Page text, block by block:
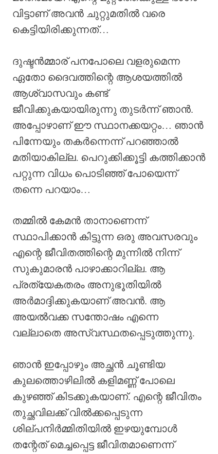
വിട്ടാണ് അവൻ ചുറ്റുമതിൽ വരെ
കെട്ടിയിരിക്കുന്നത്…
ദുഷ്ടൻമ്മാര് പനപോലെ വളരുമെന്ന
ഏതോ ദൈവത്തിന്റെ ആശയത്തിൽ
ആശ്വാസവും കണ്ട്
ജീവിക്കുകയായിരുന്നു തുടർന്ന് ഞാൻ.
അപ്പോഴാണ് ഈ സ്ഥാനക്കയറ്റം… ഞാൻ
പിന്നേയും തകർന്നെന്ന് പറഞ്ഞാൽ
മതിയാകില്ല. പെറുക്കിക്കൂട്ടി കത്തിക്കാൻ
പറ്റുന്ന വിധം പൊടിഞ്ഞ് പോയെന്ന്
തന്നെ പറയാം…
തമ്മിൽ കേമൻ താനാണെന്ന്
സ്ഥാപിക്കാൻ കിട്ടുന്ന ഒരു അവസരവും
എന്റെ ജീവിതത്തിന്റെ മുന്നിൽ നിന്ന്
സുകുമാരൻ പാഴാക്കാറില്ല. ആ
പ്രത്യേകതരം അനുഭൂതിയിൽ
അർമാദ്ദിക്കുകയാണ് അവൻ. ആ
അയൽവക്ക സന്തോഷം എന്നെ
വല്ലാതെ അസ്വസ്ഥതപ്പെടുത്തുന്നു.
ഞാൻ ഇപ്പോഴും അച്ഛൻ ചൂണ്ടിയ
കുലത്തൊഴിലിൽ കളിമണ്ണ് പോലെ
കുഴഞ്ഞ് കിടക്കുകയാണ്. എന്റെ ജീവിതം
തുച്ഛവിലക്ക് വിൽക്കപ്പെടുന്ന
ശില്പനിർമ്മിതിയിൽ ഇഴയുമ്പോൾ
തന്റേത് മെച്ചപ്പെട്ട ജീവിതമാണെന്ന്